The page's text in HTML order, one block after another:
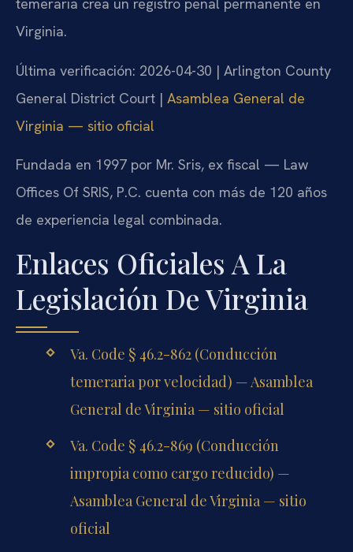
temeraria crea un registro penal permanente en
Virginia.
Última verificación: 2026-04-30 | Arlington County
General District Court | Asamblea General de
Virginia — sitio oficial
Fundada en 1997 por Mr. Sris, ex fiscal — Law
Offices Of SRIS, P.C. cuenta con más de 120 años
de experiencia legal combinada.
Enlaces Oficiales A La
Legislación De Virginia
Va. Code § 46.2-862 (Conducción
temeraria por velocidad) — Asamblea
General de Virginia — sitio oficial
Va. Code § 46.2-869 (Conducción
impropia como cargo reducido) —
Asamblea General de Virginia — sitio
oficial